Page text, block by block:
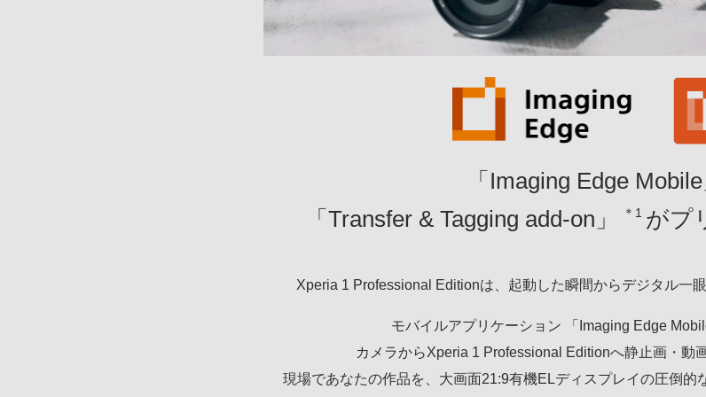
「Imaging Edge Mobile
「Transfer & Tagging add-on」
＊1 がプ
Xperia 1 Professional Editionは、起動した瞬間からデジタル一
モバイルアプリケーション 「Imaging Edge
カメラからXperia 1 Professional Editionへ静止画・動
現場であなたの作品を、大画面21:9有機ELディスプレイの圧倒的